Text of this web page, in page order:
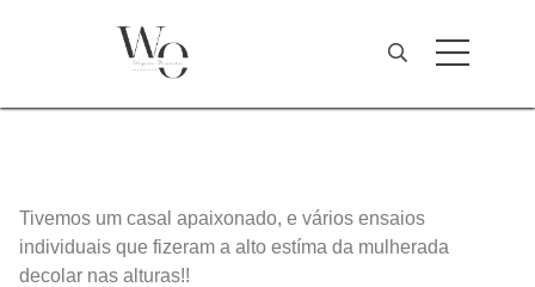
Tivemos um casal apaixonado, e vários ensaios
individuais que fizeram a alto estíma da mulherada
decolar nas alturas!!